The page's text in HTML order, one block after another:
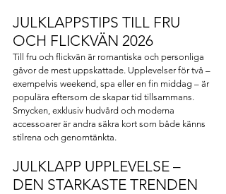
JULKLAPPSTIPS TILL FRU
OCH FLICKVÄN 2026
Till fru och flickvän är romantiska och personliga
gåvor de mest uppskattade. Upplevelser för två –
exempelvis weekend, spa eller en fin middag – är
populära eftersom de skapar tid tillsammans.
Smycken, exklusiv hudvård och moderna
accessoarer är andra säkra kort som både känns
stilrena och genomtänkta.
JULKLAPP UPPLEVELSE –
DEN STARKASTE TRENDEN